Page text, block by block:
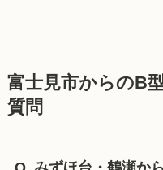
富士見市からのB
質問